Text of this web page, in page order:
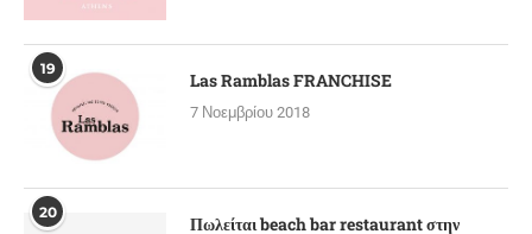
19 Las Ramblas FRANCHISE
7 Νοεμβρίου 2018
20
Πωλείται beach bar restaurant στην